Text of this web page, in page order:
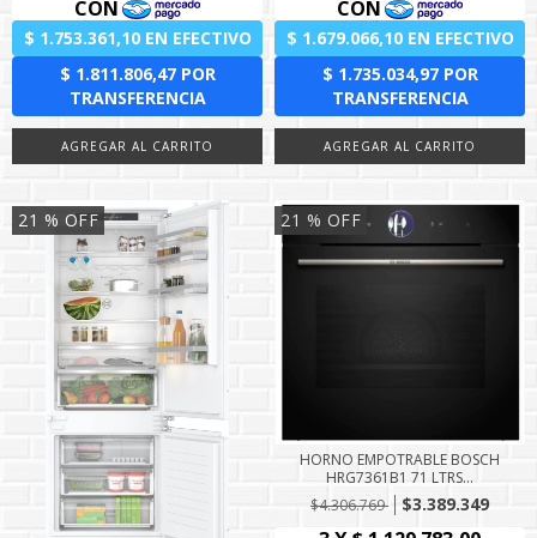
21 % OFF 21 % OFF
HORNO EMPOTRABLE BOSCH
HRG7361B1 71 LTRS...
$4.306.769
$3.389.349